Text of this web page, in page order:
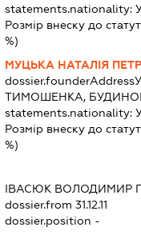
statements.nationality:
Розмір внеску до
%)
МУЦЬКА НАТАЛІЯ
dossier.founderAddress
ТИМОШЕНКА, БУДИНОК
statements.nationality:
Розмір внеску до
%)
ІВАСЮК ВОЛОДИМИР
dossier.from 31.12.11
dossier.position -